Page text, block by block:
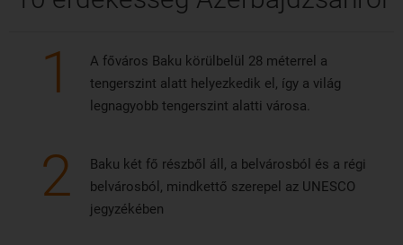
1
A főváros Baku körülbelül 28 méterrel a
tengerszint alatt helyezkedik el, így a világ
legnagyobb tengerszint alatti városa.
2
Baku két fő részből áll, a belvárosból és a régi
belvárosból, mindkettő szerepel az UNESCO
jegyzékében